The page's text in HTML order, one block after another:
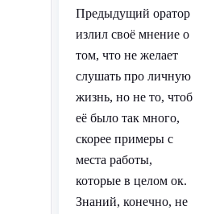
Предыдущий оратор
излил своё мнение о
том, что не желает
слушать про личную
жизнь, но не то, чтоб
её было так много,
скорее примеры с
места работы,
которые в целом ок.
Знаний, конечно, не